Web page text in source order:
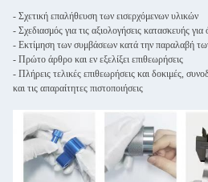
- Σχετική επαλήθευση των εισερχόμενων υλικών
- Σχεδιασμός για τις αξιολογήσεις κατασκευής
- Εκτίμηση των συμβάσεων κατά την παραλαβή
- Πρώτο άρθρο και εν εξελίξει επιθεωρήσεις
- Πλήρεις τελικές επιθεωρήσεις και δοκιμές,
και τις απαραίτητες πιστοποιήσεις